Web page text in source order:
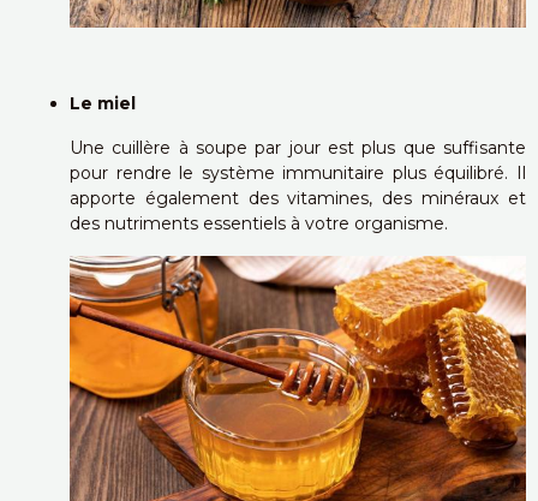
Le miel
Une cuillère à soupe par jour est plus que suffisante
pour rendre le système immunitaire plus équilibré. Il
apporte également des vitamines, des minéraux et
des nutriments essentiels à votre organisme.